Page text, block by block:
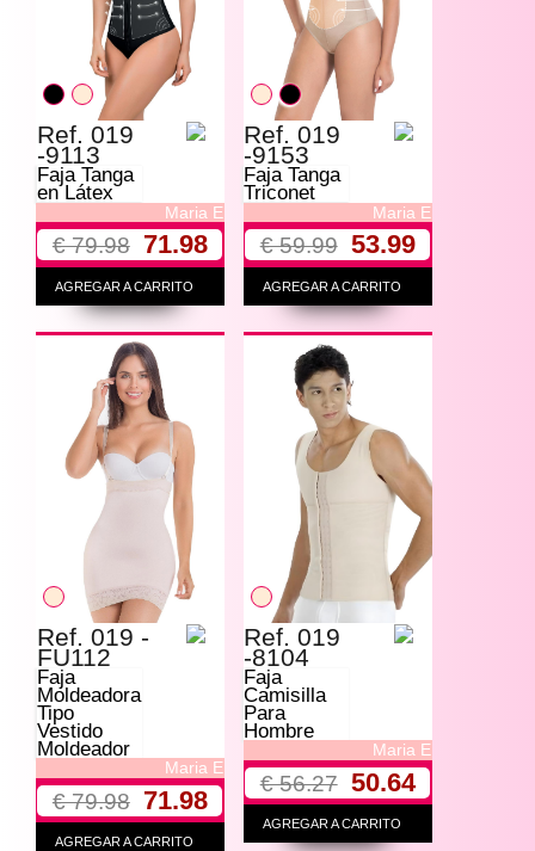
Ref. 019
-9113
Faja Tanga
en Látex
Maria E
€ 79.98 71.98
AGREGAR A CARRITO
Ref. 019
-9153
Faja Tanga
Triconet
Maria E
€ 59.99 53.99
AGREGAR A CARRITO
Ref. 019 -
FU112
Faja
Moldeadora
Tipo
Vestido
Moldeador
Maria E
€ 79.98 71.98
AGREGAR A CARRITO
Ref. 019
-8104
Faja
Camisilla
Para
Hombre
Maria E
€ 56.27 50.64
AGREGAR A CARRITO